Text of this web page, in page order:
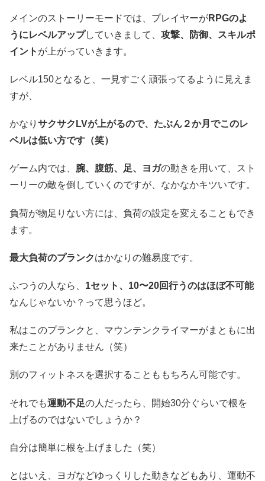
メインのストーリーモードでは、プレイヤーがRPGのよ
うにレベルアップしていきまして、 攻撃、防御、スキルポ
イント が上がっていきます。
レベル150となると、一見すごく頑張ってるように見えま
すが、
かなり サクサクLVが上がるので、たぶん２か月でこのレ
ベルは低い方です（笑）
ゲーム内では、 腕、腹筋、足、ヨガの動きを用いて、スト
ーリーの敵を倒していくのですが、なかなかキツいです。
負荷が物足りない方には、負荷の設定を変えることもでき
ます。
最大負荷のプランクはかなりの難易度です。
ふつうの人なら、 1セット、10〜20回行うのはほぼ不可能
なんじゃないか？って思うほど。
私はこのプランクと、マウンテンクライマーがまともに出
来たことがありません（笑）
別のフィットネスを選択することももちろん可能です。
それでも運動不足の人だったら、開始30分ぐらいで根を
上げるのではないでしょうか？
自分は簡単に根を上げました（笑）
とはいえ、ヨガなどゆっくりした動きなどもあり、運動不